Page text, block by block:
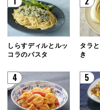
しらすディルとルッ
コラのパスタ
タラ
き
4 5